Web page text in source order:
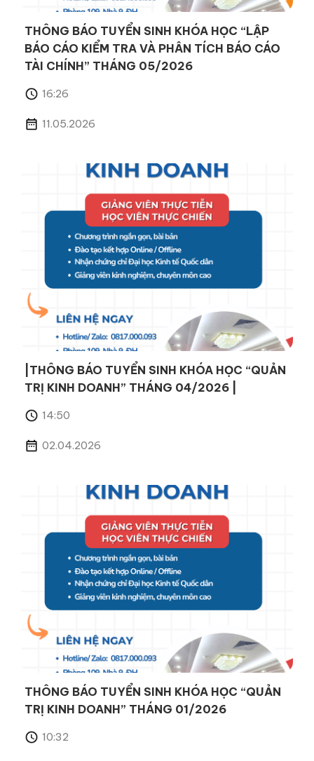
THÔNG BÁO TUYỂN SINH KHÓA HỌC “LẬP
BÁO CÁO KIỂM TRA VÀ PHÂN TÍCH BÁO CÁO
TÀI CHÍNH” THÁNG 05/2026
16:26
11.05.2026
|THÔNG BÁO TUYỂN SINH KHÓA HỌC “QUẢN
TRỊ KINH DOANH” THÁNG 04/2026 |
14:50
02.04.2026
THÔNG BÁO TUYỂN SINH KHÓA HỌC “QUẢN
TRỊ KINH DOANH” THÁNG 01/2026
10:32